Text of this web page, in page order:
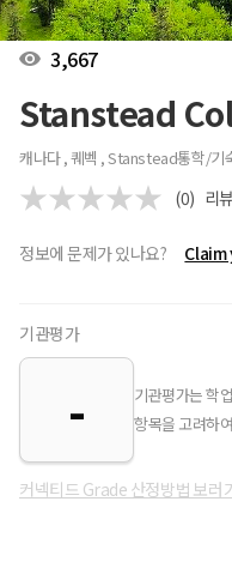
3,667
Stanstead
캐나다 , 퀘벡 , Stanstead통학/기
(0) 리
정보에 문제가 있나요?
기관평가
-
기관평가는 학
항목을 고려하
커넥티드 Grade 산정방법 보러